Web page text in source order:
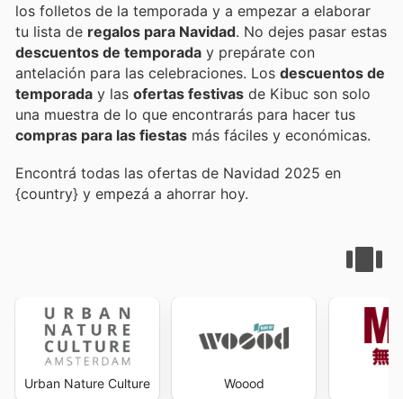
los folletos de la temporada y a empezar a elaborar
tu lista de regalos para Navidad. No dejes pasar estas
descuentos de temporada y prepárate con
antelación para las celebraciones. Los descuentos de
temporada y las ofertas festivas de Kibuc son solo
una muestra de lo que encontrarás para hacer tus
compras para las fiestas más fáciles y económicas.
Encontrá todas las ofertas de Navidad 2025 en
{country} y empezá a ahorrar hoy.
Urban Nature Culture Woood